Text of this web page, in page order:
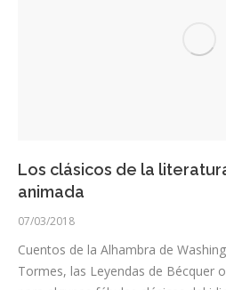
Los clásicos de la
animada
07/03/2018
Cuentos de la Alhambra de
Tormes, las Leyendas de Bécquer